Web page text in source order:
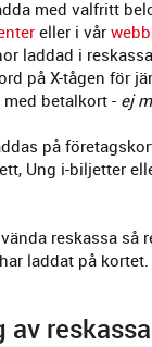
med valfritt
eller i vår
laddad i
på X-tågen för
betalkort - ej
på
Ung i-biljetter
reskassa så
laddat på kortet.
av reskassa